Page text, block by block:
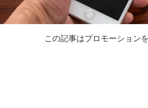
この記事はプロモーション